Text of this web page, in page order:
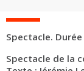
Spectacle.
Spectacle de la